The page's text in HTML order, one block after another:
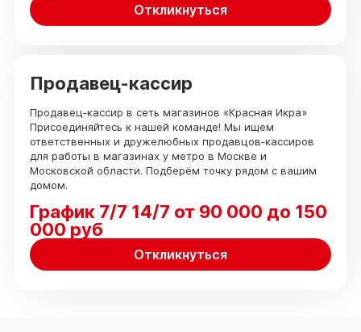
Откликнуться
Продавец-кассир
Продавец‑кассир в сеть магазинов «Красная Икра»
Присоединяйтесь к нашей команде! Мы ищем
ответственных и дружелюбных продавцов‑кассиров
для работы в магазинах у метро в Москве и
Московской области. Подберём точку рядом с вашим
домом.
График 7/7 14/7 от 90 000 до 150
000 руб
Откликнуться